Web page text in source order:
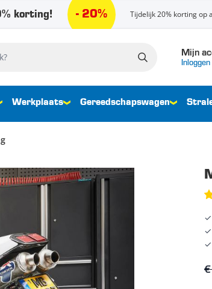
korting! - 20% Tijdelijk 20% korting op
Mijn
Inloggen
Werkplaats Gereedschapswagen
✓
✓
✓